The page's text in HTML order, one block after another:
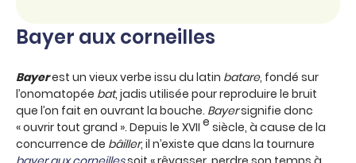
Bayer aux corneilles
Bayerest un vieux verbe issu du latin batare, fondé sur
l’onomatopée bat, jadis utilisée pour reproduire le bruit
que l’on fait en ouvrant la bouche. Bayersignifie donc
« ouvrir tout grand ». Depuis le XVII e siècle, à cause de la
concurrence de bâiller, il n’existe que dans la tournure